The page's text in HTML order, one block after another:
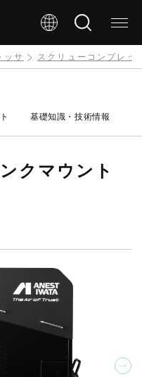
ッサ スクリューコンプレッ
クマウント
基礎知識・技術情報